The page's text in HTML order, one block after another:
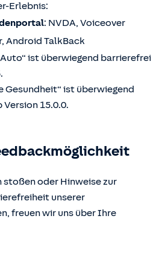
Erlebnis:
: NVDA, Voiceover
Android TalkBack
ist überwiegend barrierefrei
Gesundheit“ ist überwiegend
15.0.0.
stoßen oder Hinweise zur
unserer
freuen wir uns über Ihre